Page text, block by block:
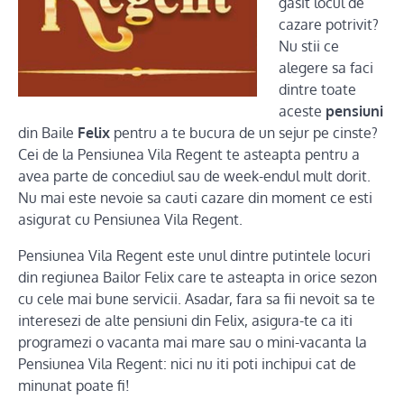
cazare potrivit?
Nu stii ce
alegere sa faci
dintre toate
aceste pensiuni
din Baile Felix pentru a te bucura de un sejur pe cinste?
Cei de la Pensiunea Vila Regent te asteapta pentru a
avea parte de concediul sau de week-endul mult dorit.
Nu mai este nevoie sa cauti cazare din moment ce esti
asigurat cu Pensiunea Vila Regent.
Pensiunea Vila Regent este unul dintre putintele locuri
din regiunea Bailor Felix care te asteapta in orice sezon
cu cele mai bune servicii. Asadar, fara sa fii nevoit sa te
interesezi de alte pensiuni din Felix, asigura-te ca iti
programezi o vacanta mai mare sau o mini-vacanta la
Pensiunea Vila Regent: nici nu iti poti inchipui cat de
minunat poate fi!